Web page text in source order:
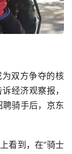
为双方争夺的核
经济观察报，
骑手后，京东
看到，在“骑士